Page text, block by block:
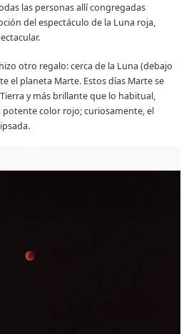
las personas allí congregadas
del espectáculo de la Luna roja,
otro regalo: cerca de la Luna (debajo
el planeta Marte. Estos días Marte se
y más brillante que lo habitual,
potente color rojo; curiosamente, el